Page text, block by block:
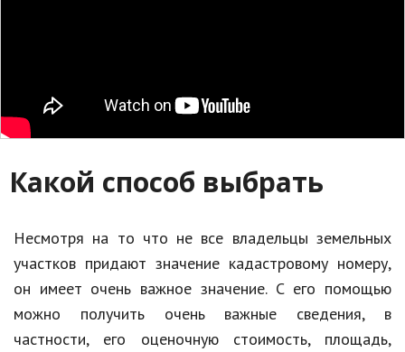
Какой способ выбрать
Несмотря на то что не все владельцы земельных
участков придают значение кадастровому номеру,
он имеет очень важное значение. С его помощью
можно получить очень важные сведения, в
частности, его оценочную стоимость, площадь,